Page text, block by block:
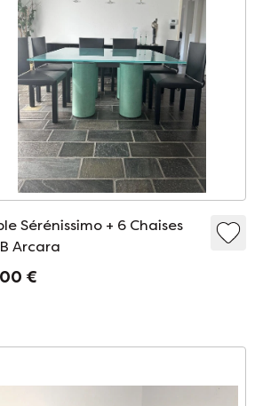
Sérénissimo + 6 Chaises
Arcara
€